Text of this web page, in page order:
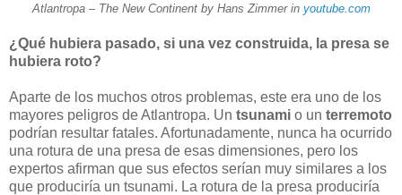
Atlantropa – The New Continent by Hans Zimmer in youtube.com
¿Qué hubiera pasado, si una vez construida, la presa se
hubiera roto?
Aparte de los muchos otros problemas, este era uno de los
mayores peligros de Atlantropa. Un tsunami o un terremoto
podrían resultar fatales. Afortunadamente, nunca ha ocurrido
una rotura de una presa de esas dimensiones, pero los
expertos afirman que sus efectos serían muy similares a los
que produciría un tsunami. La rotura de la presa produciría